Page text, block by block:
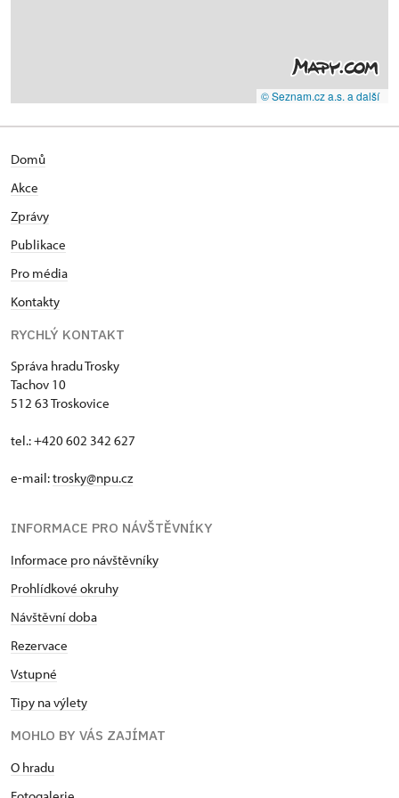
© Seznam.cz a.s. a další
Domů
Akce
Zprávy
Publikace
Pro média
Kontakty
RYCHLÝ KONTAKT
Správa hradu Trosky
Tachov 10
512 63 Troskovice
tel.: +420 602 342 627
e-mail:trosky@npu.cz
INFORMACE PRO NÁVŠTĚVNÍKY
Informace pro návštěvníky
Prohlídkové okruhy
Návštěvní doba
Rezervace
Vstupné
Tipy na výlety
MOHLO BY VÁS ZAJÍMAT
O hradu